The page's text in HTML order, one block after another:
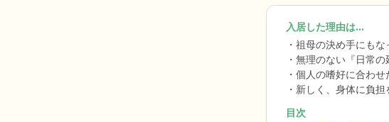
入居した理由は...
祖母の決め手にも
無理のない『日常の
個人の嗜好に合わせ
新しく、身体に負
目次